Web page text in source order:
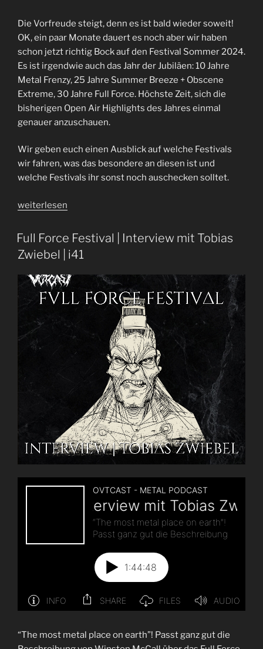
Die Vorfreude steigt, denn es ist bald wieder soweit!
OK, ein paar Monate dauert es noch aber wir haben
schon jetzt richtig Bock auf den Festival Sommer 2024.
Es ist irgendwie auch das Jahr der Jubiläen: 10 Jahre
Metal Frenzy, 25 Jahre Summer Breeze + Obscene
Extreme, 30 Jahre Full Force. Höchste Zeit, sich die
bisherigen Open Air Highlights des Jahres einmal
genauer anzuschauen.
Wir geben euch einen Ausblick auf welche Festivals
wir fahren, was das besondere an diesen ist und
welche Festivals ihr sonst noch auschecken solltet.
„Festivals
|
88“
weiterlesen
Full Force Festival | Interview mit Tobias
Zwiebel | i41
“The most metal place on earth”! Passt ganz gut die